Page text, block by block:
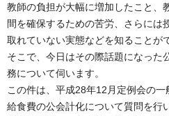
教師の負担が大幅に増加したこと、
間を確保するための苦労、さらには
取れていない実態などを知ることが
そこで、今日はその際話題になった
務について伺います。
この件は、平成28年12月定例会の
給食費の公会計化について質問を行